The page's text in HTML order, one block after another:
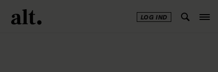
LOG IND